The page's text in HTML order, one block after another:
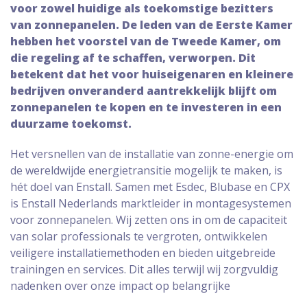
voor zowel huidige als toekomstige bezitters
van zonnepanelen. De leden van de Eerste Kamer
hebben het voorstel van de Tweede Kamer, om
die regeling af te schaffen, verworpen. Dit
betekent dat het voor huiseigenaren en kleinere
bedrijven onveranderd aantrekkelijk blijft om
zonnepanelen te kopen en te investeren in een
duurzame toekomst.
Het versnellen van de installatie van zonne-energie om
de wereldwijde energietransitie mogelijk te maken, is
hét doel van Enstall. Samen met Esdec, Blubase en CPX
is Enstall Nederlands marktleider in montagesystemen
voor zonnepanelen. Wij zetten ons in om de capaciteit
van solar professionals te vergroten, ontwikkelen
veiligere installatiemethoden en bieden uitgebreide
trainingen en services. Dit alles terwijl wij zorgvuldig
nadenken over onze impact op belangrijke